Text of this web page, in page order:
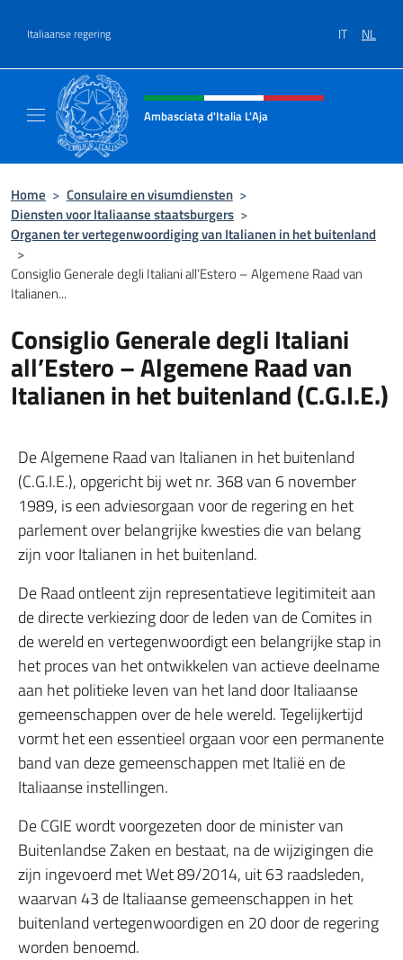
Italiaanse regering IT NL
Intestazione sito, social e menù
Ambasciata d'Italia L'Aja
Home > Consulaire en visumdiensten >
Diensten voor Italiaanse staatsburgers >
Organen ter vertegenwoordiging van Italianen in het buitenland
>
Consiglio Generale degli Italiani all’Estero – Algemene Raad van
Italianen...
Consiglio Generale degli Italiani
all’Estero – Algemene Raad van
Italianen in het buitenland (C.G.I.E.)
De Algemene Raad van Italianen in het buitenland
(C.G.I.E.), opgericht bij wet nr. 368 van 6 november
1989, is een adviesorgaan voor de regering en het
parlement over belangrijke kwesties die van belang
zijn voor Italianen in het buitenland.
De Raad ontleent zijn representatieve legitimiteit aan
de directe verkiezing door de leden van de Comites in
de wereld en vertegenwoordigt een belangrijke stap in
het proces van het ontwikkelen van actieve deelname
aan het politieke leven van het land door Italiaanse
gemeenschappen over de hele wereld. Tegelijkertijd
vormt het een essentieel orgaan voor een permanente
band van deze gemeenschappen met Italië en de
Italiaanse instellingen.
De CGIE wordt voorgezeten door de minister van
Buitenlandse Zaken en bestaat, na de wijzigingen die
zijn ingevoerd met Wet 89/2014, uit 63 raadsleden,
waarvan 43 de Italiaanse gemeenschappen in het
buitenland vertegenwoordigen en 20 door de regering
worden benoemd.